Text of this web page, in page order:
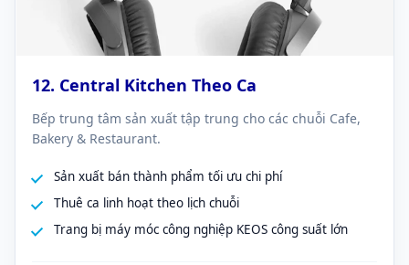
12. Central Kitchen Theo Ca
Bếp trung tâm sản xuất tập trung cho các chuỗi Cafe,
Bakery & Restaurant.
Sản xuất bán thành phẩm tối ưu chi phí
Thuê ca linh hoạt theo lịch chuỗi
Trang bị máy móc công nghiệp KEOS công suất lớn